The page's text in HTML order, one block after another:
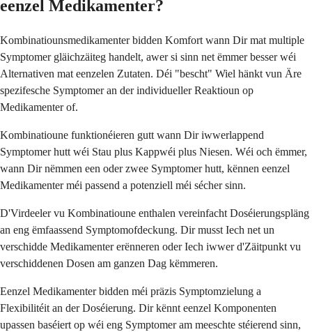
eenzel Medikamenter?
Kombinatiounsmedikamenter bidden Komfort wann Dir mat multiple
Symptomer gläichzäiteg handelt, awer si sinn net ëmmer besser wéi
Alternativen mat eenzelen Zutaten. Déi "bescht" Wiel hänkt vun Äre
spezifesche Symptomer an der individueller Reaktioun op
Medikamenter of.
Kombinatioune funktionéieren gutt wann Dir iwwerlappend
Symptomer hutt wéi Stau plus Kappwéi plus Niesen. Wéi och ëmmer,
wann Dir nëmmen een oder zwee Symptomer hutt, kënnen eenzel
Medikamenter méi passend a potenziell méi sécher sinn.
D'Virdeeler vu Kombinatioune enthalen vereinfacht Doséierungspläng
an eng ëmfaassend Symptomofdeckung. Dir musst Iech net un
verschidde Medikamenter erënneren oder Iech iwwer d'Zäitpunkt vu
verschiddenen Dosen am ganzen Dag këmmeren.
Eenzel Medikamenter bidden méi präzis Symptomzielung a
Flexibilitéit an der Doséierung. Dir kënnt eenzel Komponenten
upassen baséiert op wéi eng Symptomer am meeschte stéierend sinn,